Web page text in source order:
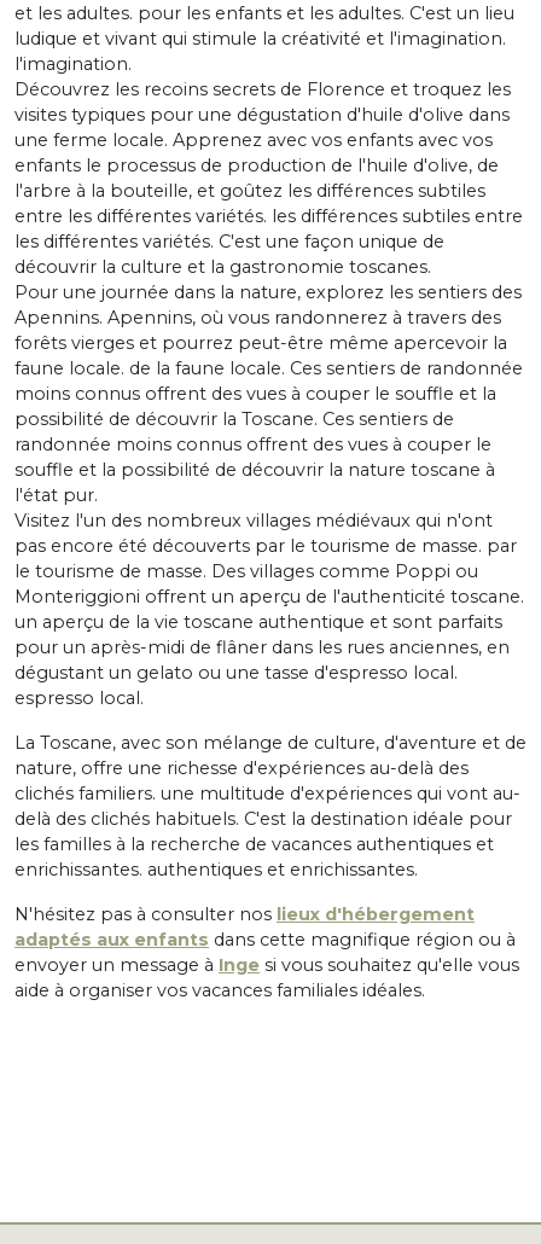
et les adultes. pour les enfants et les adultes. C'est un lieu
ludique et vivant qui stimule la créativité et l'imagination.
l'imagination.
Découvrez les recoins secrets de Florence et troquez les
visites typiques pour une dégustation d'huile d'olive dans
une ferme locale. Apprenez avec vos enfants avec vos
enfants le processus de production de l'huile d'olive, de
l'arbre à la bouteille, et goûtez les différences subtiles
entre les différentes variétés. les différences subtiles entre
les différentes variétés. C'est une façon unique de
découvrir la culture et la gastronomie toscanes.
Pour une journée dans la nature, explorez les sentiers des
Apennins. Apennins, où vous randonnerez à travers des
forêts vierges et pourrez peut-être même apercevoir la
faune locale. de la faune locale. Ces sentiers de randonnée
moins connus offrent des vues à couper le souffle et la
possibilité de découvrir la Toscane. Ces sentiers de
randonnée moins connus offrent des vues à couper le
souffle et la possibilité de découvrir la nature toscane à
l'état pur.
Visitez l'un des nombreux villages médiévaux qui n'ont
pas encore été découverts par le tourisme de masse. par
le tourisme de masse. Des villages comme Poppi ou
Monteriggioni offrent un aperçu de l'authenticité toscane.
un aperçu de la vie toscane authentique et sont parfaits
pour un après-midi de flâner dans les rues anciennes, en
dégustant un gelato ou une tasse d'espresso local.
espresso local.
La Toscane, avec son mélange de culture, d'aventure et de
nature, offre une richesse d'expériences au-delà des
clichés familiers. une multitude d'expériences qui vont au-
delà des clichés habituels. C'est la destination idéale pour
les familles à la recherche de vacances authentiques et
enrichissantes. authentiques et enrichissantes.
N'hésitez pas à consulter nos lieux d'hébergement
adaptés aux enfants dans cette magnifique région ou à
envoyer un message à Inge si vous souhaitez qu'elle vous
aide à organiser vos vacances familiales idéales.